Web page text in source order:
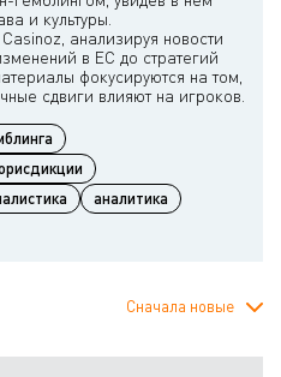
и культуры.
анализируя новости
в ЕС до стратегий
фокусируются на том,
аналитика
Сначала новые